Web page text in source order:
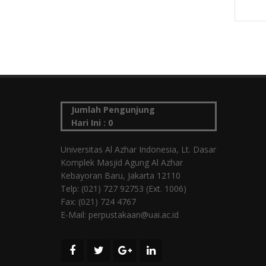
Jumlah Pengunjung
Hari Ini : 0
Universitas Al Azhar Indonesia, Lt. Dasar
Komplek Masjid Agung Al Azhar
Kebayoran Baru, Jakarta 12110
Telp: (021) 727 92753 (Ext. 1006)
Fax: (021) 724 4767
E-Mail: perpustakaan@uai.ac.id